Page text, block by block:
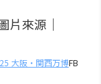
大阪・関西万博FB